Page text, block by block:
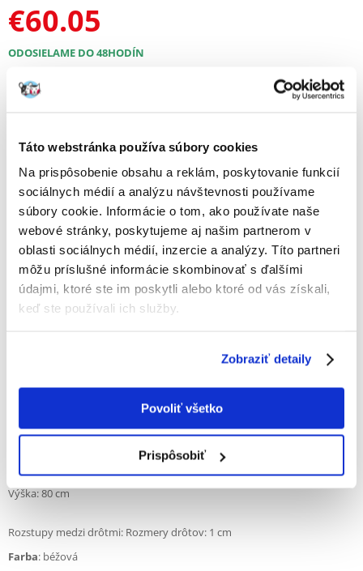
Táto webstránka používa súbory cookies
Na prispôsobenie obsahu a reklám, poskytovanie funkcií
sociálnych médií a analýzu návštevnosti používame
súbory cookie. Informácie o tom, ako používate naše
webové stránky, poskytujeme aj našim partnerom v
oblasti sociálnych médií, inzercie a analýzy. Títo partneri
môžu príslušné informácie skombinovať s ďalšími
údajmi, ktoré ste im poskytli alebo ktoré od vás získali,
keď ste používali ich služby.
Zobraziť detaily
Povoliť všetko
Prispôsobiť
€60.05
ODOSIELAME DO 48HODÍN
Fotky našich zákazníkov
Popis
Vysoká klietka s jedným poschodím pre hlodavce.
Na prvé poschodie vedú schody, ktoré sú drevené a bezpečné pre
zvieratá. Klietka poskytuje hlodavcom dostatok priestoru a dáva im
možnosť uspokojovať ich druhové potreby. Vanička klietky je hlboká, čo
umožňuje zvieratám hrabať sa v pilinách. Tým sa zároveň zabraňuje
vysypaniu pilín mimo klietky.
Klietka Frodo + Wood Eco sa zapína na patentky a otvára sa zhora. Je
zostavená na profiloch, čo umožňuje jednoduchú montáž
svojpomocne.
Šírka: 48 cm
Výška: 80 cm
Rozstupy medzi drôtmi: Rozmery drôtov: 1 cm
Farba: béžová